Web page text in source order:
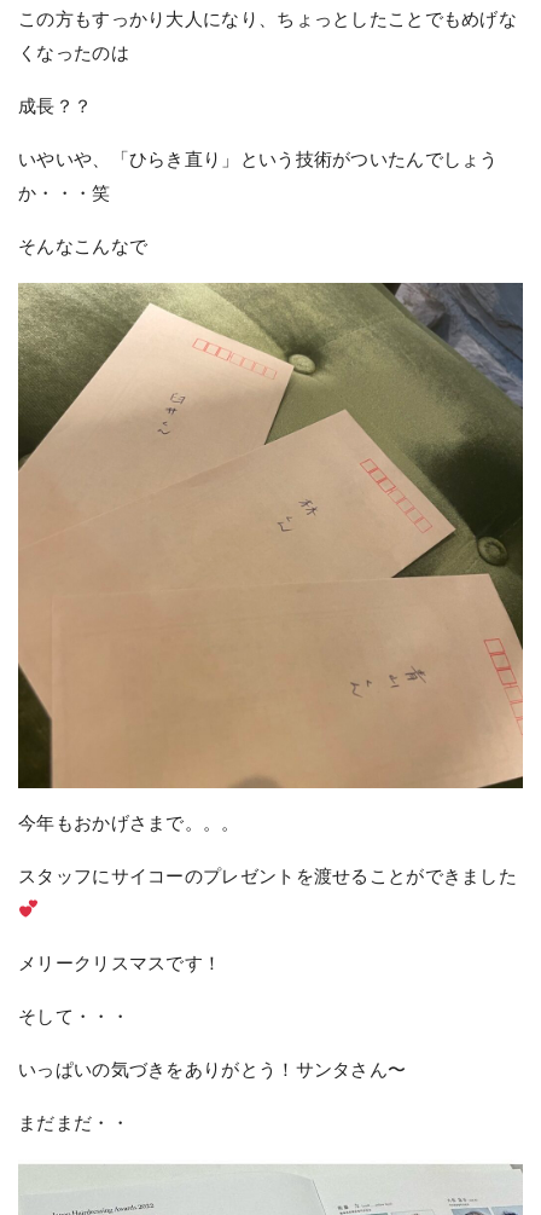
この方もすっかり大人になり、ちょっとしたことでもめげな
くなったのは
成長？？
いやいや、「ひらき直り」という技術がついたんでしょう
か・・・笑
そんなこんなで
今年もおかげさまで。。。
スタッフにサイコーのプレゼントを渡せることができました
メリークリスマスです！
そして・・・
いっぱいの気づきをありがとう！サンタさん〜
まだまだ・・